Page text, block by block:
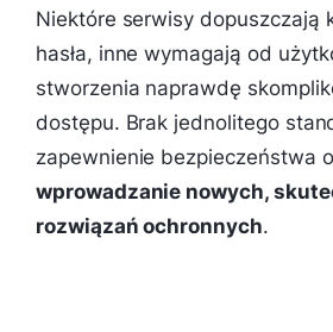
Niektóre serwisy dopuszczają
hasła, inne wymagają od
stworzenia naprawdę
dostępu. Brak jednolitego
zapewnienie bezpieczeństwa
wprowadzanie nowych,
rozwiązań ochronnych.